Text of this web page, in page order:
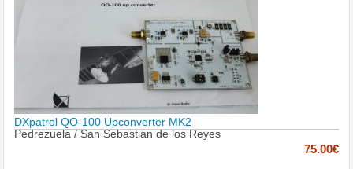
DXpatrol QO-100 Upconverter MK2
Pedrezuela / San Sebastian de los Reyes
75.00€